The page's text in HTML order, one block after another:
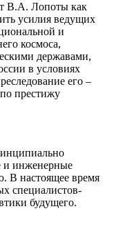
В.А. Лопоты как
усилия ведущих
и
космоса,
державами,
в условиях
его –
престижу
и инженерные
В настоящее время
специалистов-
будущего.